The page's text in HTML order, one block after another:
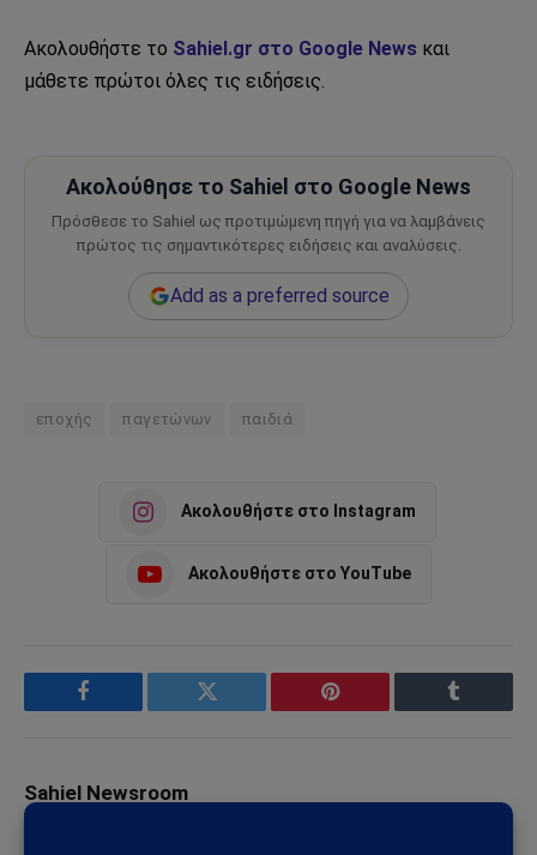
Ακολουθήστε το Sahiel.gr στο Google News και
μάθετε πρώτοι όλες τις ειδήσεις.
Ακολούθησε το Sahiel στο Google News
Πρόσθεσε το Sahiel ως προτιμώμενη πηγή για να λαμβάνεις
πρώτος τις σημαντικότερες ειδήσεις και αναλύσεις.
Add as a preferred source
εποχής παγετώνων παιδιά
Ακολουθήστε στο Instagram
Ακολουθήστε στο YouTube
Facebook Twitter Pinterest Tumblr
Sahiel Newsroom